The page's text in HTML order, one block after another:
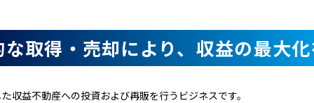
取得・売却により、収益の最大
収益不動産への投資および再販を行うビジネスです。